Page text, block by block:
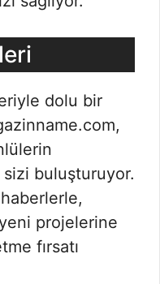
dolu bir
buluşturuyor.
haberlerle,
projelerine
fırsatı